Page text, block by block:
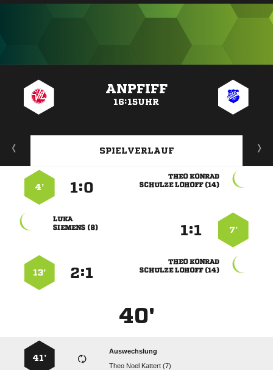
ANPFIFF
16:15UHR
SPIELVERLAUF
 
  
:
4’
7’
:

 
 
  
:
13’
40'
Auswechslung
   
41’